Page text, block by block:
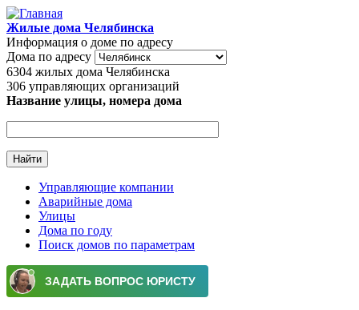
Перейти к основному содержанию
Жилые дома Челябинска
Информация о доме по адресу
Дома по адресу
6304 жилых дома Челябинска
306 управляющих организаций
Название улицы, номера дома
Главное меню
Управляющие компании
Аварийные дома
Улицы
Дома по году
Поиск домов по параметрам